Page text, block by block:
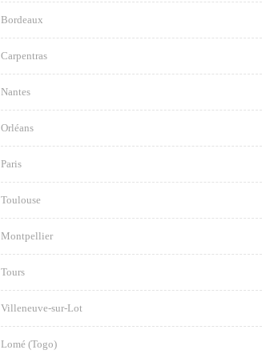
Bordeaux
Carpentras
Nantes
Orléans
Paris
Toulouse
Montpellier
Tours
Villeneuve-sur-Lot
Lomé (Togo)